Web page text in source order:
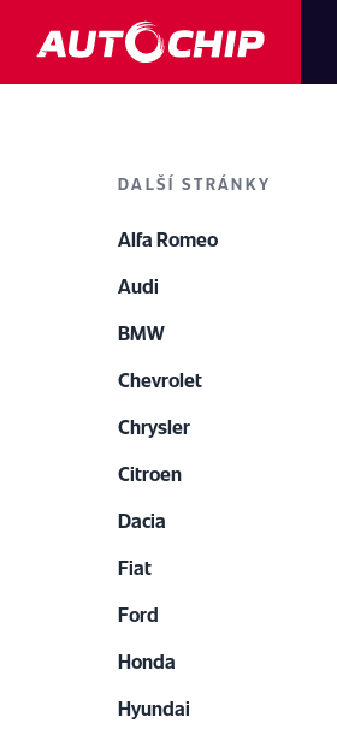
DALŠÍ STRÁNKY
Alfa Romeo
Audi
BMW
Chevrolet
Chrysler
Citroen
Dacia
Fiat
Ford
Honda
Hyundai